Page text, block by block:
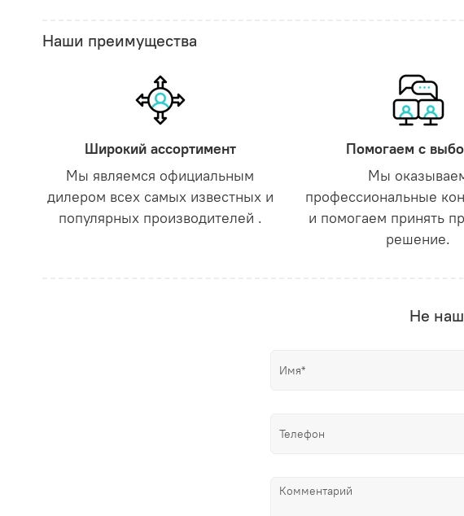
Наши преимущества
Широкий ассортимент
Мы являемся официальным
дилером всех самых известных и
популярных производителей .
Помогаем с
Мы
профессиональные
и помогаем принять
решение.
Не